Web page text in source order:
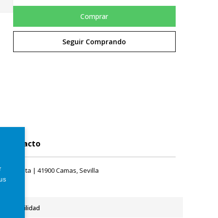
Comprar
Seguir Comprando
Contacto
Plata | 41900 Camas, Sevilla
Accesibilidad